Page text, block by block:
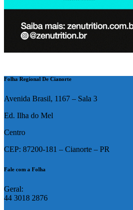
Folha Regional De Cianorte
Avenida Brasil, 1167 – Sala 3
Ed. Ilha do Mel
Centro
CEP: 87200-181 – Cianorte – PR
Fale com a Folha
Geral:
44 3018 2876